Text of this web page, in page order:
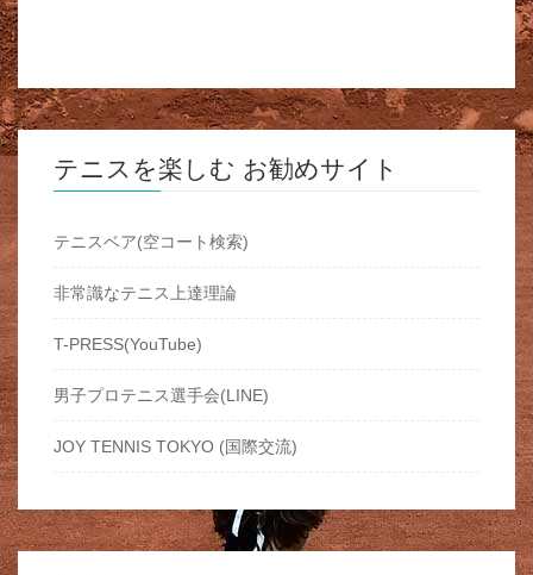
テニスを楽しむ お勧めサイト
テニスベア(空コート検索)
非常識なテニス上達理論
T-PRESS(YouTube)
男子プロテニス選手会(LINE)
JOY TENNIS TOKYO (国際交流)